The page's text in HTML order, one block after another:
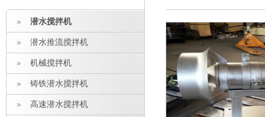
潜水搅拌机
潜水推流搅拌机
机械搅拌机
铸铁潜水搅拌机
高速潜水搅拌机